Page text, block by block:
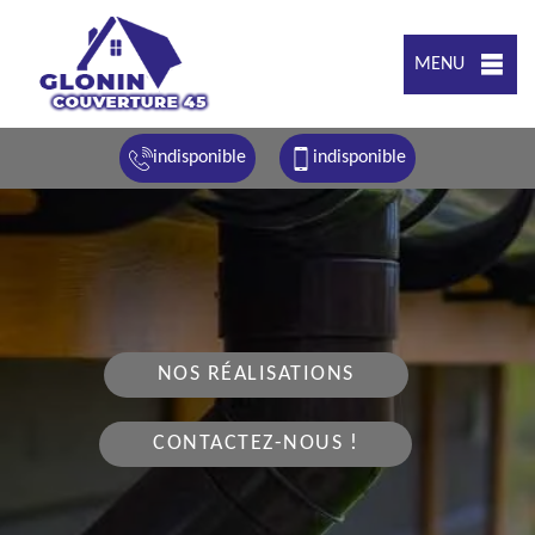
MENU
indisponible indisponible
NOS RÉALISATIONS
CONTACTEZ-NOUS !